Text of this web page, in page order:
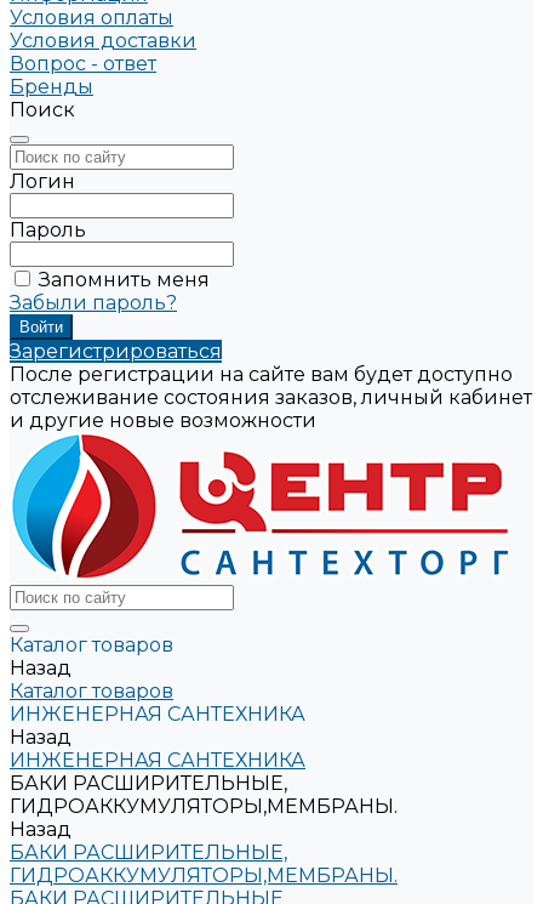
Условия оплаты
Условия доставки
Вопрос - ответ
Бренды
Поиск
Логин
Пароль
Запомнить меня
Забыли пароль?
Зарегистрироваться
После регистрации на сайте вам будет доступно
отслеживание состояния заказов, личный кабинет
и другие новые возможности
Каталог товаров
Назад
Каталог товаров
ИНЖЕНЕРНАЯ САНТЕХНИКА
Назад
ИНЖЕНЕРНАЯ САНТЕХНИКА
БАКИ РАСШИРИТЕЛЬНЫЕ,
ГИДРОАККУМУЛЯТОРЫ,МЕМБРАНЫ.
Назад
БАКИ РАСШИРИТЕЛЬНЫЕ,
ГИДРОАККУМУЛЯТОРЫ,МЕМБРАНЫ.
БАКИ РАСШИРИТЕЛЬНЫЕ